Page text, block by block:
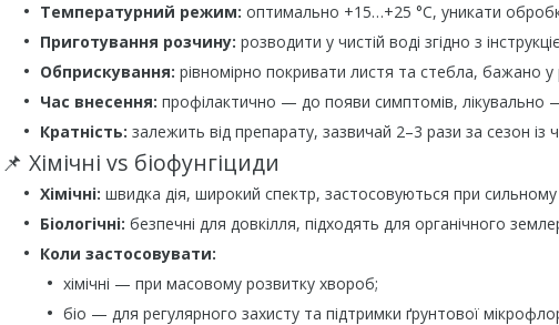
Температурний режим: оптимально +15…+25 °C, уникати
Приготування розчину: розводити у чистій воді згідно з
Обприскування: рівномірно покривати листя та стебла, бажано у
Час внесення: профілактично — до появи симптомів, лікувально
Кратність: залежить від препарату, зазвичай 2–3 рази за сезон із
📌 Хімічні vs біофунгіциди
Хімічні: швидка дія, широкий спектр, застосовуються при сильному
Біологічні: безпечні для довкілля, підходять для органічного
Коли застосовувати:
хімічні — при масовому розвитку хвороб;
біо — для регулярного захисту та підтримки ґрунтової